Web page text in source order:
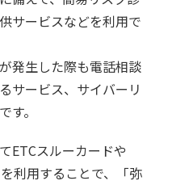
サービスなどを利用で
発生した際も電話相談
サービス、サイバーリ
す。
ETCスルーカードや
利用することで、「弥